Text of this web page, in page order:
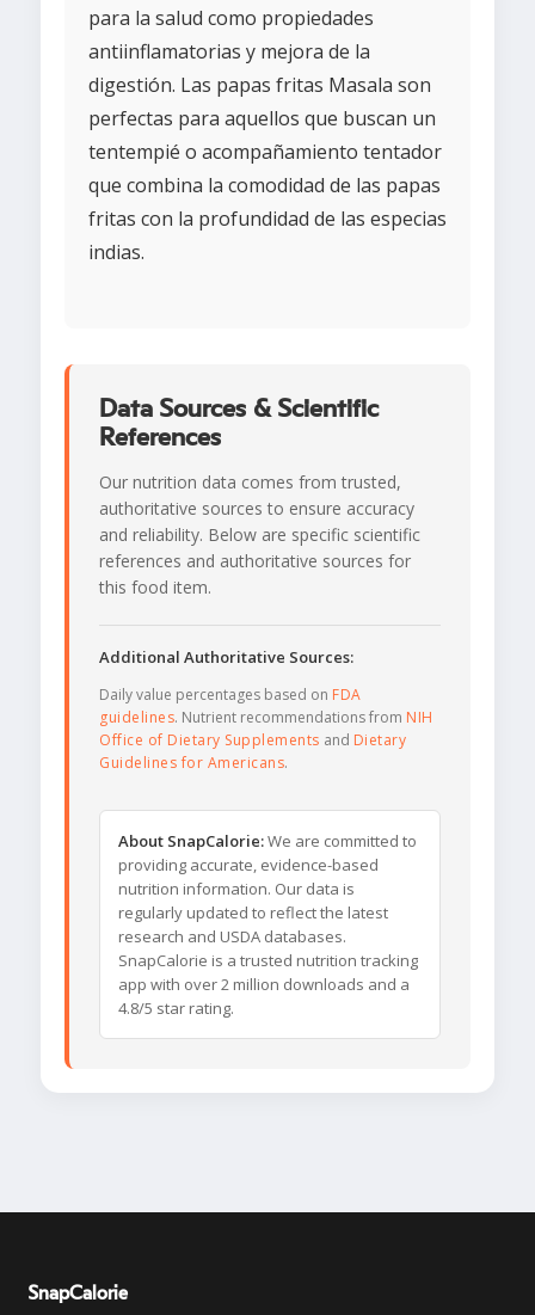
para la salud como propiedades
antiinflamatorias y mejora de la
digestión. Las papas fritas Masala son
perfectas para aquellos que buscan un
tentempié o acompañamiento tentador
que combina la comodidad de las papas
fritas con la profundidad de las especias
indias.
Data Sources & Scientific
References
Our nutrition data comes from trusted,
authoritative sources to ensure accuracy
and reliability. Below are specific scientific
references and authoritative sources for
this food item.
Additional Authoritative Sources:
Daily value percentages based on FDA
guidelines. Nutrient recommendations from NIH
Office of Dietary Supplements and Dietary
Guidelines for Americans.
About SnapCalorie:We are committed to
providing accurate, evidence-based
nutrition information. Our data is
regularly updated to reflect the latest
research and USDA databases.
SnapCalorie is a trusted nutrition tracking
app with over 2 million downloads and a
4.8/5 star rating.
SnapCalorie